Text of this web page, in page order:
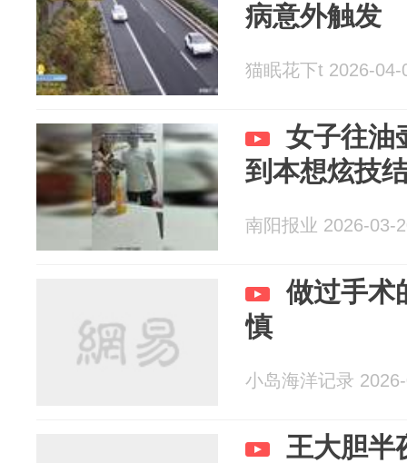
病意外触发
猫眠花下t 2026-04-
女子往油
到本想炫技
南阳报业 2026-03-
做过手术
慎
小岛海洋记录
王大胆半